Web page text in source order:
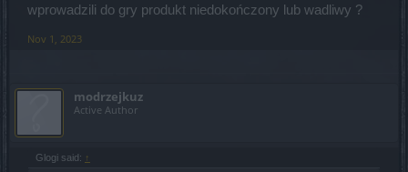
wprowadzili do gry produkt niedokończony lub wadliwy ?
Nov 1, 2023
modrzejkuz
Active Author
Glogi said: ↑